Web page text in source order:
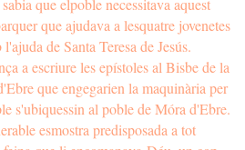
que elpoble necessitava aquest
que ajudava a lesquatre jovenetes
de Santa Teresa de Jesús.
a escriure les epístoles al Bisbe de la
que engegarien la maquinària per
s'ubiquessin al poble de Móra d'Ebre.
esmostra predisposada a tot